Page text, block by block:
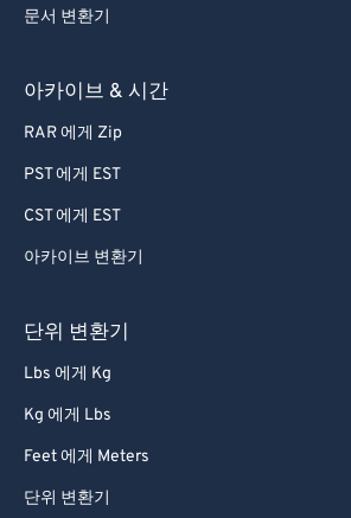
문서 변환기
아카이브 & 시간
RAR 에게 Zip
PST 에게 EST
CST 에게 EST
아카이브 변환기
단위 변환기
Lbs 에게 Kg
Kg 에게 Lbs
Feet 에게 Meters
단위 변환기